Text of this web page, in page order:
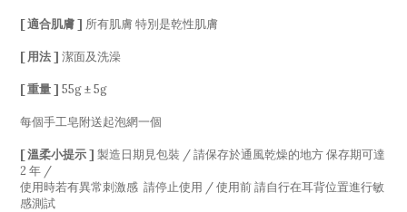
[ 適合肌膚 ] 所有肌膚 特別是乾性肌膚
[ 用法 ] 潔面及洗澡
[ 重量 ] 55g ± 5g
每個手工皂附送起泡網一個
[ 溫柔小提示 ] 製造日期見包裝 / 請保存於通風乾燥的地方 保存期可達
2 年 /
使用時若有異常刺激感 請停止使用 / 使用前 請自行在耳背位置進行敏
感測試